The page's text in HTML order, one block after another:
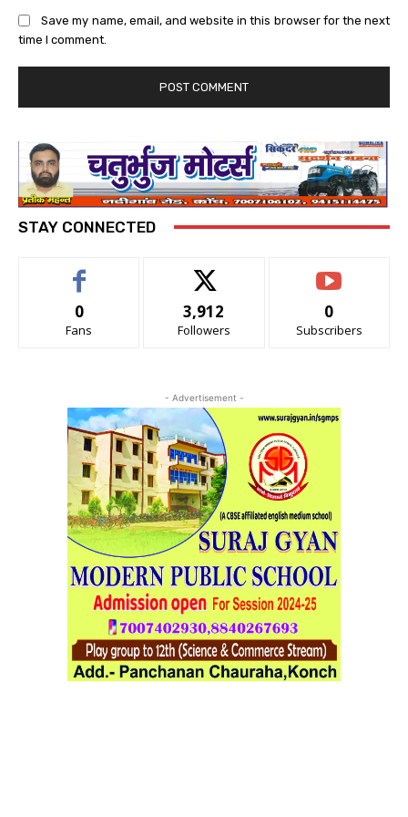
Save my name, email, and website in this browser for the next
time I comment.
STAY CONNECTED
0
Fans
3,912
Followers
0
Subscribers
- Advertisement -